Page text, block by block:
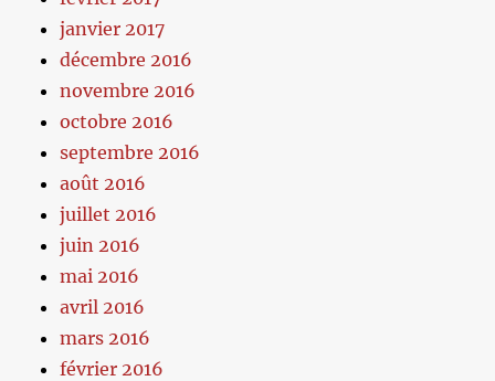
janvier 2017
décembre 2016
novembre 2016
octobre 2016
septembre 2016
août 2016
juillet 2016
juin 2016
mai 2016
avril 2016
mars 2016
février 2016